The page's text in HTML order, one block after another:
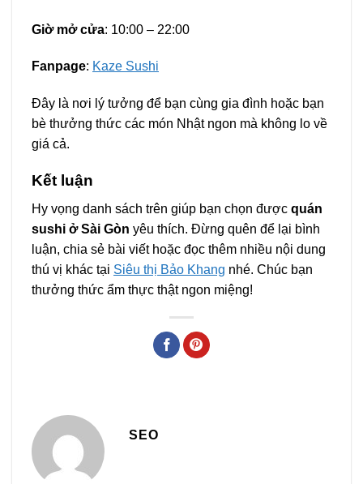
Giờ mở cửa: 10:00 – 22:00
Fanpage: Kaze Sushi
Đây là nơi lý tưởng để bạn cùng gia đình hoặc bạn
bè thưởng thức các món Nhật ngon mà không lo về
giá cả.
Kết luận
Hy vọng danh sách trên giúp bạn chọn được quán
sushi ở Sài Gòn yêu thích. Đừng quên để lại bình
luận, chia sẻ bài viết hoặc đọc thêm nhiều nội dung
thú vị khác tại Siêu thị Bảo Khang nhé. Chúc bạn
thưởng thức ẩm thực thật ngon miệng!
SEO